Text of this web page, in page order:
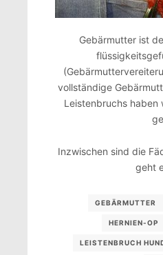
Gebärmutter ist
vollständige
Leistenbruchs haben
Inzwischen sind die
geht
GEBÄRMUTTER
HERNIEN-OP
LEISTENBRUCH